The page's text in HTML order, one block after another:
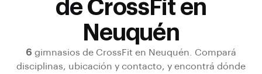
de CrossFit en
Neuquén
6 gimnasios de CrossFit en Neuquén . Compará
disciplinas, ubicación y contacto, y encontrá dónde